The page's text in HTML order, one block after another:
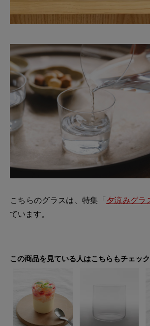
こちらのグラスは、特集「夕涼みグラ
ています。
この商品を見ている人はこちらもチェッ